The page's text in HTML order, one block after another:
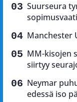
Suurseura
Manchester
MM-kisojen
siirtyy
Neymar
edessä iso